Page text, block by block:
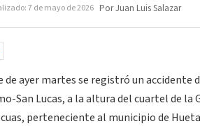
7 de mayo de 2026 Por Juan Luis Salazar
de ayer martes se registró un
San Lucas, a la altura del cuartel de la
perteneciente al municipio de